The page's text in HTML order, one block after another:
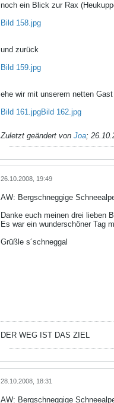
noch ein Blick zur Rax
Bild 158.jpg
und zurück
Bild 159.jpg
ehe wir mit unserem netten
Bild 161.jpgBild 162.jpg
Zuletzt geändert von Joa;
26.10.2008, 19:49
AW: Bergschneggige
Danke euch meinen drei lieben
Es war ein wunderschöner Tag
Grüßle s´schneggal
DER WEG IST DAS ZIEL
28.10.2008, 18:31
AW: Bergschneggige